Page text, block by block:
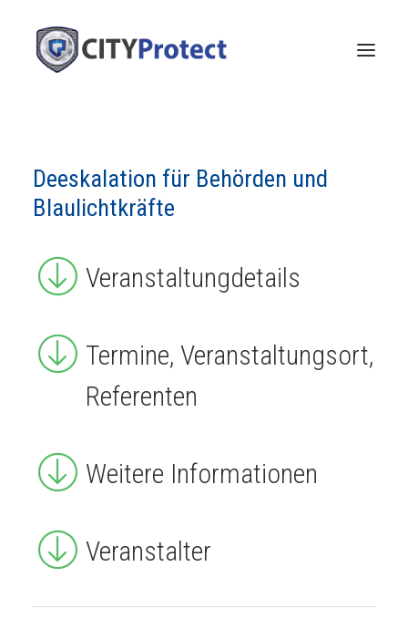
Deeskalation für Behörden und
Blaulichtkräfte
Veranstaltungdetails
Termine, Veranstaltungsort,
Referenten
Weitere Informationen
Veranstalter